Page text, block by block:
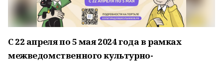
С 22 апреля по 5 мая 2024 года в рамках
межведомственного культурно-